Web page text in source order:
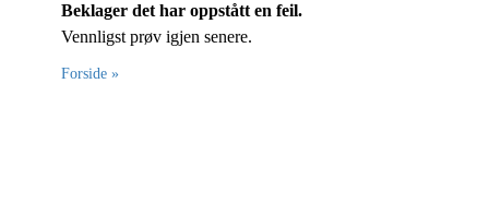
Beklager det har oppstått en feil.
Vennligst prøv igjen senere.
Forside »